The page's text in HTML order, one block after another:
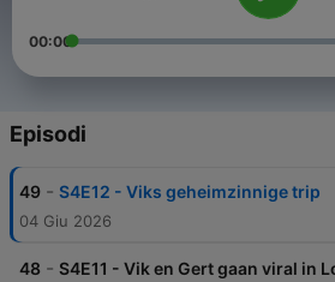
00:00
Episodi
49 - S4E12 - Viks geheimzinnige trip
04 Giu 2026
48 - S4E11 - Vik en Gert gaan viral in